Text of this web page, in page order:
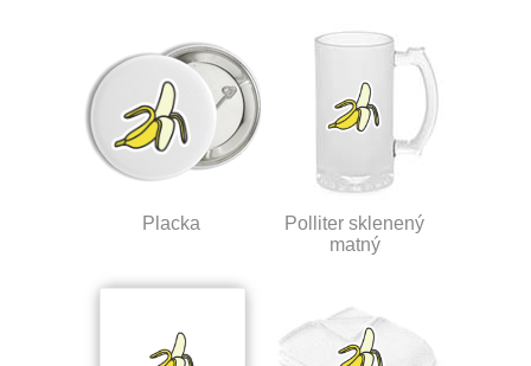
Placka
Polliter sklenený
matný